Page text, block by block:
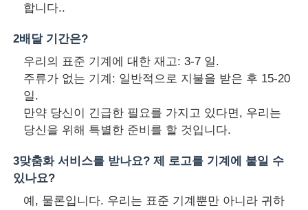
합니다..
2배달 기간은?
우리의 표준 기계에 대한 재고: 3-7 일.
주류가 없는 기계: 일반적으로 지불을 받은 후 15-20
일.
만약 당신이 긴급한 필요를 가지고 있다면, 우리는
당신을 위해 특별한 준비를 할 것입니다.
3맞춤화 서비스를 받나요? 제 로고를 기계에 붙일 수
있나요?
예, 물론입니다. 우리는 표준 기계뿐만 아니라 귀하